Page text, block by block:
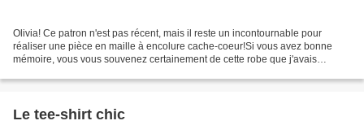
Olivia! Ce patron n'est pas récent, mais il reste un incontournable pour
réaliser une pièce en maille à encolure cache-coeur!Si vous avez bonne
mémoire, vous vous souvenez certainement de cette robe que j'avais
Le tee-shirt chic